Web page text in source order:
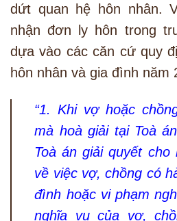
dứt quan hệ hôn nhân.
nhận đơn ly hôn trong
dựa vào các căn cứ quy
hôn nhân và gia đình năm
“1. Khi vợ hoặc
mà hoà giải tại Toà
Toà án giải quyết
về việc vợ, chồng có
đình hoặc vi phạm
nghĩa vụ của vợ,